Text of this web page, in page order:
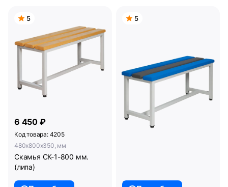
5
6 450 ₽
Код товара: 4205
480x800x350, мм
Скамья СК-1-800 мм.
(липа)
5
8 450 ₽